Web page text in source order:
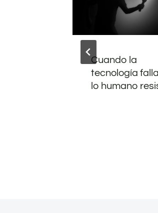
Cuando la
tecnología
lo humano